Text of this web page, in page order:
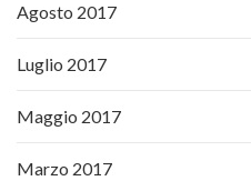
Agosto 2017
Luglio 2017
Maggio 2017
Marzo 2017